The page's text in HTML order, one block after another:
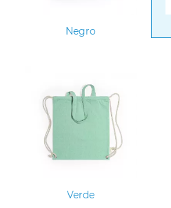
Negro
Verde